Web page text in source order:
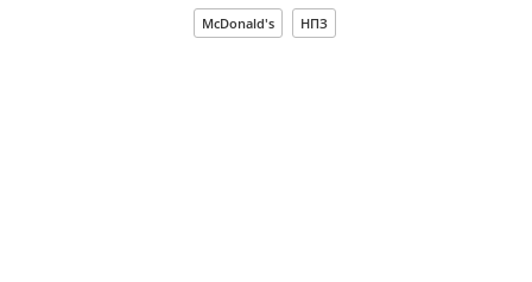
McDonald's НПЗ